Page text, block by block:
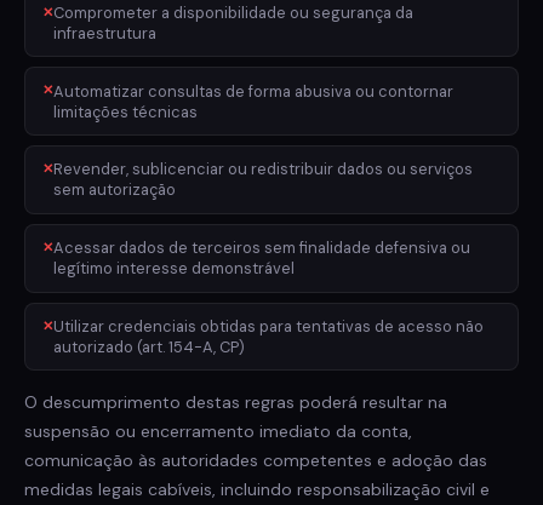
Comprometer a disponibilidade ou segurança da
infraestrutura
Automatizar consultas de forma abusiva ou contornar
limitações técnicas
Revender, sublicenciar ou redistribuir dados ou serviços
sem autorização
Acessar dados de terceiros sem finalidade defensiva ou
legítimo interesse demonstrável
Utilizar credenciais obtidas para tentativas de acesso não
autorizado (art. 154-A, CP)
O descumprimento destas regras poderá resultar na
suspensão ou encerramento imediato da conta,
comunicação às autoridades competentes e adoção das
medidas legais cabíveis, incluindo responsabilização civil e